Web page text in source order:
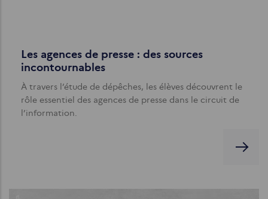
Les agences de presse : des sources
incontournables
À travers l’étude de dépêches, les élèves découvrent le
rôle essentiel des agences de presse dans le circuit de
l’information.